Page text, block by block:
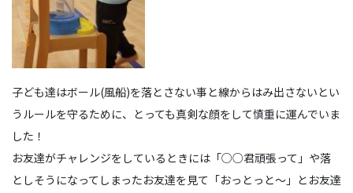
子ども達はボール(風船)を落とさない事と線からはみ出さないとい
うルールを守るために、とっても真剣な顔をして慎重に運んでいま
した！
お友達がチャレンジをしているときには「○○君頑張って」や落
としそうになってしまったお友達を見て「おっとっと～」とお友達